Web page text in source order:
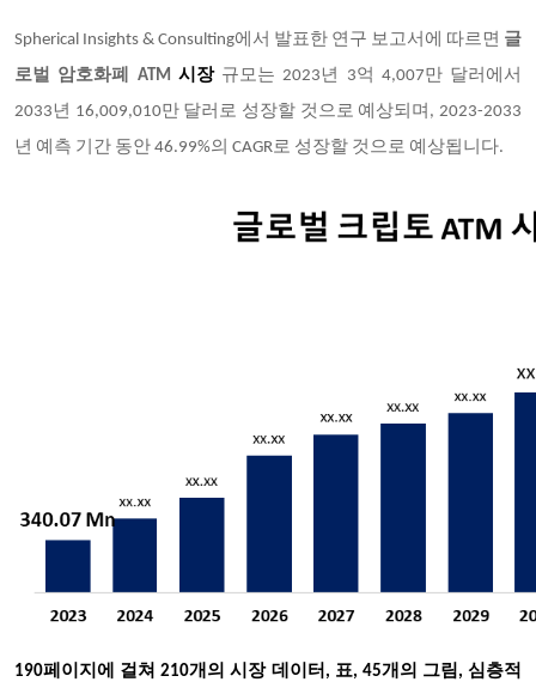
Spherical Insights & Consulting에서 발표한 연구 보고서에 따르면 글
로벌 암호화폐 ATM 시장 규모는 2023년 3억 4,007만 달러에서
2033년 16,009,010만 달러로 성장할 것으로 예상되며, 2023-2033
년 예측 기간 동안 46.99%의 CAGR로 성장할 것으로 예상됩니다.
190페이지에 걸쳐 210개의 시장 데이터, 표, 45개의 그림, 심층적